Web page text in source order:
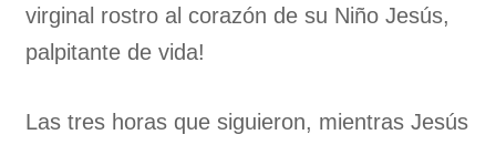
virginal rostro al corazón de su Niño Jesús,
palpitante de vida!
Las tres horas que siguieron, mientras Jesús